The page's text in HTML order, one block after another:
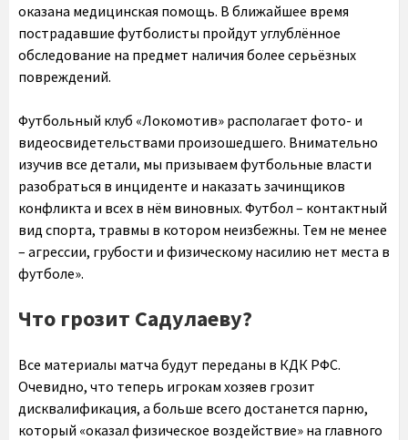
оказана медицинская помощь. В ближайшее время
пострадавшие футболисты пройдут углублённое
обследование на предмет наличия более серьёзных
повреждений.
Футбольный клуб «Локомотив» располагает фото- и
видеосвидетельствами произошедшего. Внимательно
изучив все детали, мы призываем футбольные власти
разобраться в инциденте и наказать зачинщиков
конфликта и всех в нём виновных. Футбол – контактный
вид спорта, травмы в котором неизбежны. Тем не менее
– агрессии, грубости и физическому насилию нет места в
футболе».
Что грозит Садулаеву?
Все материалы матча будут переданы в КДК РФС.
Очевидно, что теперь игрокам хозяев грозит
дисквалификация, а больше всего достанется парню,
который «оказал физическое воздействие» на главного